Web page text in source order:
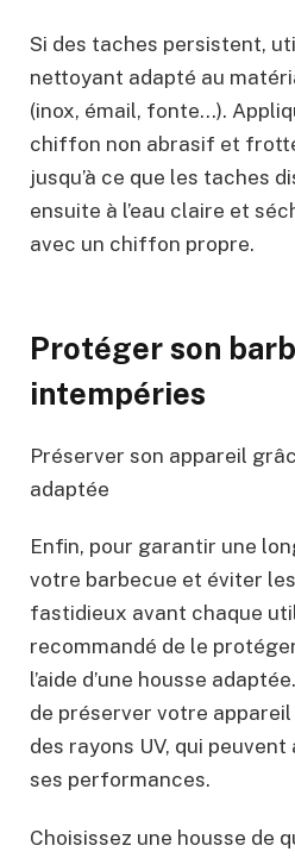
Si des taches persistent,
nettoyant adapté au
(inox, émail, fonte…).
chiffon non abrasif et
jusqu’à ce que les taches
ensuite à l’eau claire et
avec un chiffon propre.
Protéger son
intempéries
Préserver son appareil
adaptée
Enfin, pour garantir une
votre barbecue et éviter
fastidieux avant chaque
recommandé de le
l’aide d’une housse
de préserver votre
des rayons UV, qui
ses performances.
Choisissez une housse de